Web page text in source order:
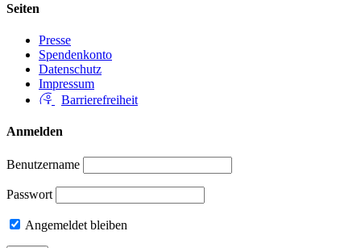
Seiten
Presse
Spendenkonto
Datenschutz
Impressum
Barrierefreiheit
Anmelden
Benutzername
Passwort
Angemeldet bleiben